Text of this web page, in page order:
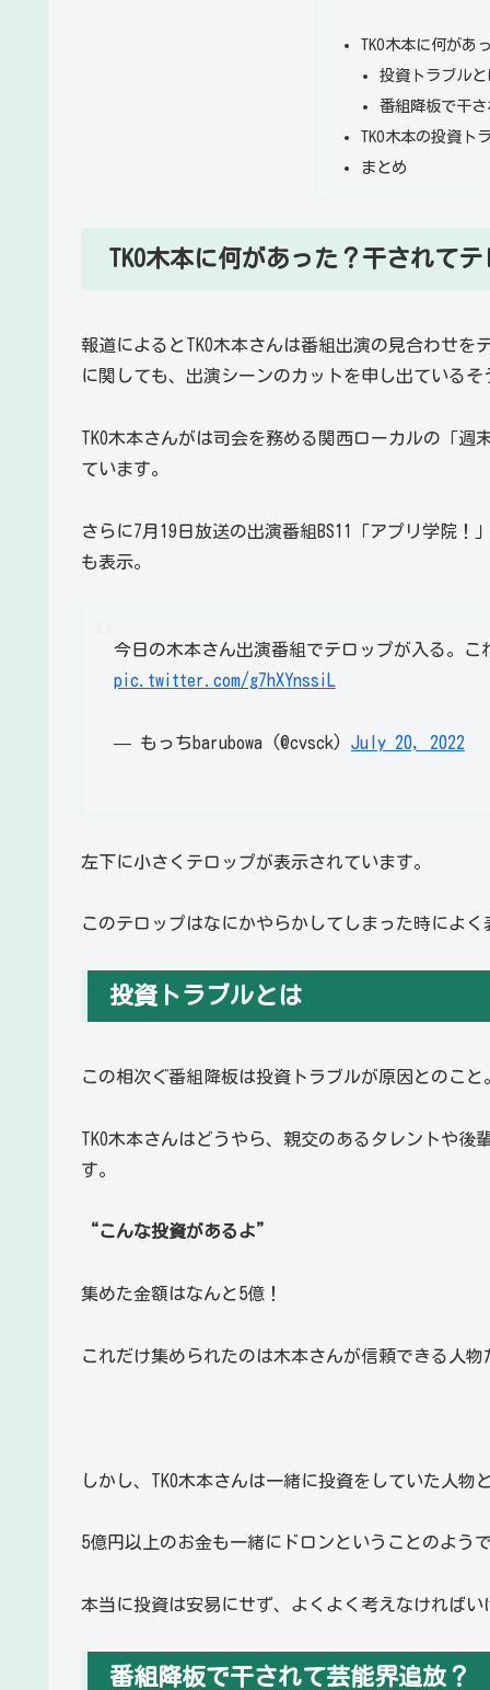
TKO木本に何があ
投資トラブルと
番組降板で干
TKO木本の投資ト
まとめ
TKO木本に何があった？干されて
報道によるとTKO木本さんは番組出演の見合わせ
に関しても、出演シーンのカットを申し出ているそ
TKO木本さんがは司会を務める関西ローカルの「
ています。
さらに7月19日放送の出演番組BS11「アプリ学院
も表示。
今日の木本さん出演番組でテロップが入る。
pic.twitter.com/g7hXYnssiL
— もっちbarubowa (@cvsck) July 20, 2022
左下に小さくテロップが表示されています。
このテロップはなにかやらかしてしまった時によ
投資トラブルとは
この相次ぐ番組降板は投資トラブルが原因とのこと
TKO木本さんはどうやら、親交のあるタレントや
す。
“こんな投資があるよ”
集めた金額はなんと5億！
これだけ集められたのは木本さんが信頼できる人
しかし、TKO木本さんは一緒に投資をしていた人物
5億円以上のお金も一緒にドロンということのよう
本当に投資は安易にせず、よくよく考えなければ
番組降板で干されて芸能界追放？